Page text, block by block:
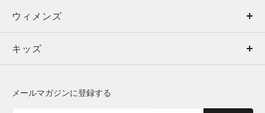
ウィメンズ
キッズ
トップス
ボトムス
ウィメンズ
トップス
キッズ
メールマガジンに登録する